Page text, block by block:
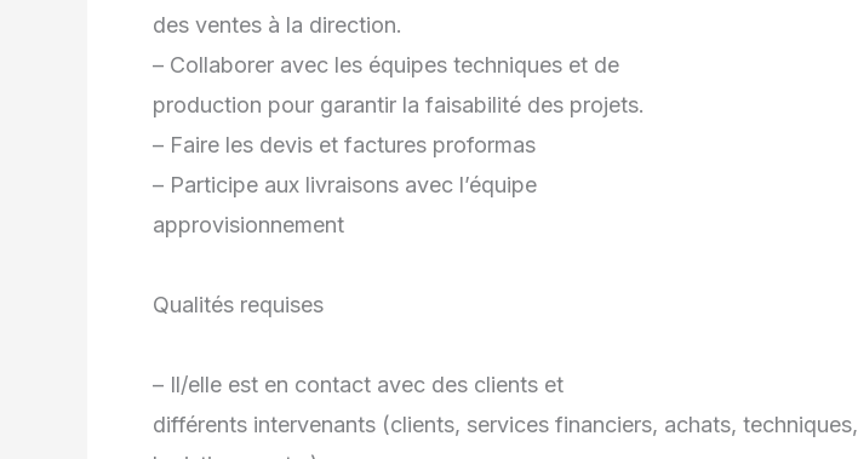
des ventes à la direction.
– Collaborer avec les équipes techniques et de
production pour garantir la faisabilité des projets.
– Faire les devis et factures proformas
– Participe aux livraisons avec l’équipe
approvisionnement
Qualités requises
– Il/elle est en contact avec des clients et
différents intervenants (clients, services financiers, achats, techniques,